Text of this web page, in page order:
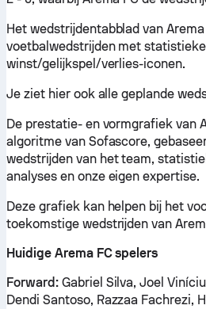
Het wedstrijdentabblad van
voetbalwedstrijden met
winst/gelijkspel/verlies-iconen.
Je ziet hier ook alle geplande
De prestatie- en vormgrafiek van
algoritme van Sofascore,
wedstrijden van het team,
analyses en onze eigen expertise.
Deze grafiek kan helpen bij het
toekomstige wedstrijden van
Huidige Arema FC spelers
Forward:Gabriel Silva, Joel
Dendi Santoso, Razzaa Fachrezi,